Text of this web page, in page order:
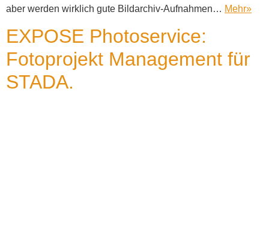
aber werden wirklich gute Bildarchiv-Aufnahmen… Mehr»
EXPOSE Photoservice:
Fotoprojekt Management für
STADA.